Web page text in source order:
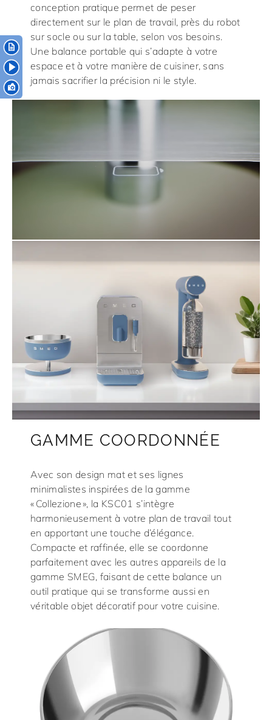
conception pratique permet de peser
directement sur le plan de travail, près du robot
sur socle ou sur la table, selon vos besoins.
Une balance portable qui s’adapte à votre
espace et à votre manière de cuisiner, sans
jamais sacrifier la précision ni le style.
GAMME COORDONNÉE
Avec son design mat et ses lignes
minimalistes inspirées de la gamme
« Collezione », la KSC01 s’intègre
harmonieusement à votre plan de travail tout
en apportant une touche d’élégance.
Compacte et raffinée, elle se coordonne
parfaitement avec les autres appareils de la
gamme SMEG, faisant de cette balance un
outil pratique qui se transforme aussi en
véritable objet décoratif pour votre cuisine.